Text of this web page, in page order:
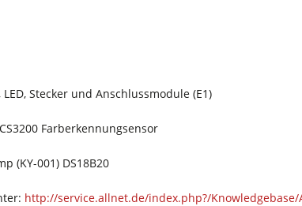
Stecker und Anschlussmodule (E1)
Farberkennungsensor
(KY-001) DS18B20
http://service.allnet.de/index.php?/